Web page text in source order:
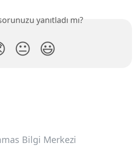
yanıtladı mı?
😐 😃